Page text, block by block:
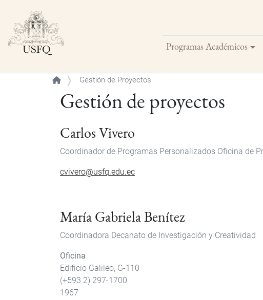
Programas Académicos
Buscar
Gestión de Proyectos
Gestión de proyectos
Carlos Vivero
Coordinador de Programas Personalizados Oficina de
cvivero@usfq.edu.ec
María Gabriela Benítez
Coordinadora Decanato de Investigación y Creatividad
Oficina
Edificio Galileo, G-110
(+593 2) 297-1700
1967